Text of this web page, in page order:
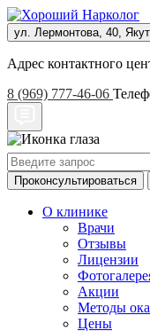
ул. Лермонтова, 40,
Адрес контактного
8 (969) 777-46-06
Проконсультироваться
О клинике
Врачи
Отзывы
Лицензии
Акции
Методы
Цены